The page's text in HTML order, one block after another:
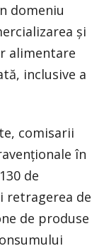
domeniu
şi
alimentare
inclusive a
comisarii
în
de
retragerea de
de produse